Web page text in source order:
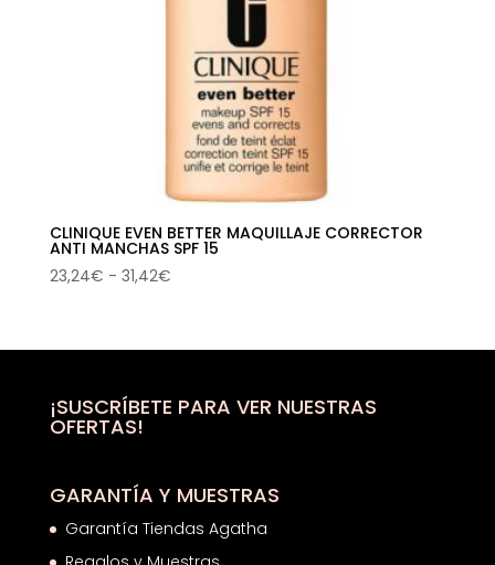
CLINIQUE EVEN BETTER MAQUILLAJE CORRECTOR
ANTI MANCHAS SPF 15
23,24€ - 31,42€Rango
desde
hasta
¡SUSCRÍBETE PARA VER NUESTRAS
OFERTAS!
GARANTÍA Y MUESTRAS
Garantía Tiendas Agatha